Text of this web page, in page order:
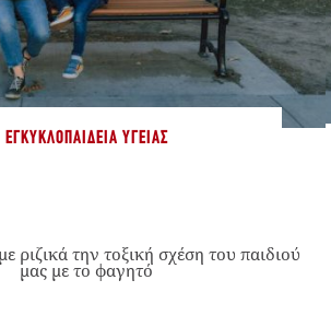
ΕΓΚΥΚΛΟΠΑΊΔΕΙΑ ΥΓΕΊΑΣ
ριζικά την τοξική σχέση του παιδιού
μας με το φαγητό